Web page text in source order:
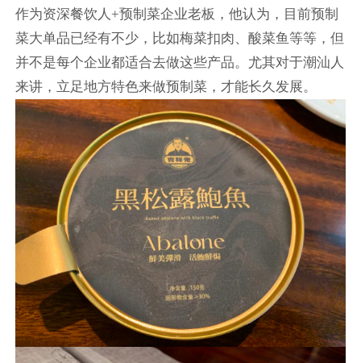
作为资深餐饮人+预制菜企业老板，他认为，目前预制
菜大单品已经有不少，比如梅菜扣肉、酸菜鱼等等，但
并不是每个企业都适合去做这些产品。尤其对于潮汕人
来讲，立足地方特色来做预制菜，才能长久发展。